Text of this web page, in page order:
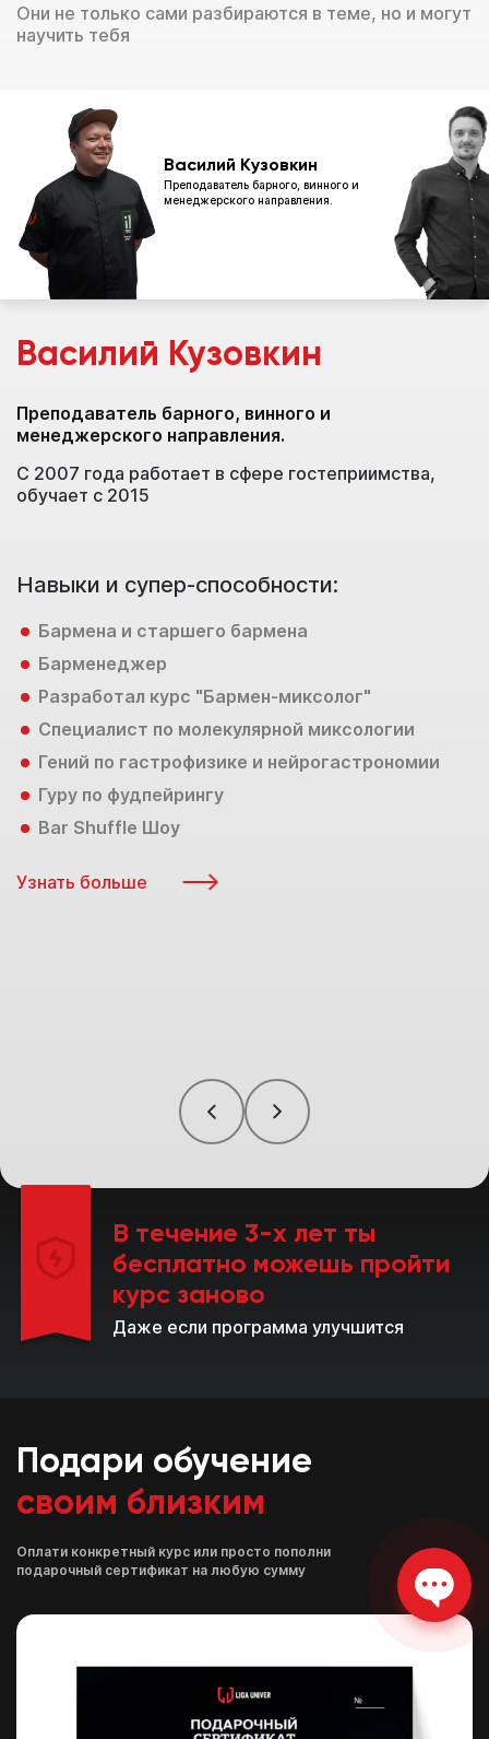
Они не только сами разбираются в теме, но и могут
научить тебя
Василий Кузовкин
Преподаватель барного, винного и
менеджерского направления.
Василий Кузовкин
Преподаватель барного, винного и
менеджерского направления.
С 2007 года работает в сфере гостеприимства,
обучает с 2015
Навыки и супер-способности:
Бармена и старшего бармена
Барменеджер
Разработал курс "Бармен-миксолог"
Специалист по молекулярной миксологии
Гений по гастрофизике и нейрогастрономии
Гуру по фудпейрингу
Bar Shuffle Шоу
Узнать больше
В течение 3-х лет ты
бесплатно можешь пройти
курс заново
Даже если программа улучшится
Подари обучение
своим близким
Оплати конкретный курс или просто пополни
подарочный сертификат на любую сумму